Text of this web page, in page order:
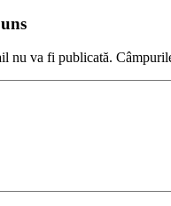
nu va fi publicată.